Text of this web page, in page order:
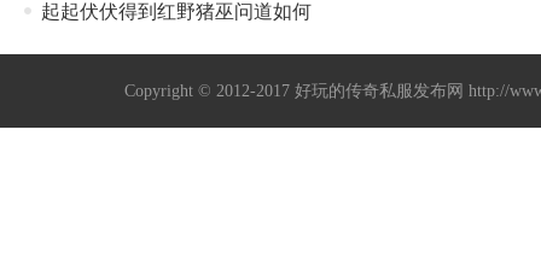
起起伏伏得到红野猪巫问道如何
Copyright © 2012-2017好玩的传奇私服发布网 http://